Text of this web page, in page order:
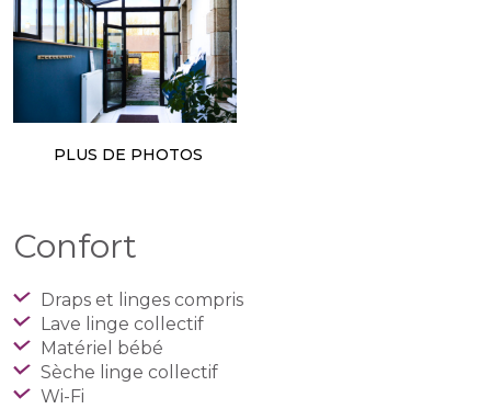
PLUS DE PHOTOS
Confort
Draps et linges compris
Lave linge collectif
Matériel bébé
Sèche linge collectif
Wi-Fi